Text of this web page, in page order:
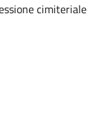
cimiteriale